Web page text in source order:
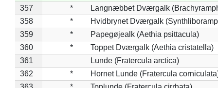
357
*
Langnæbbet Dværgalk
358
*
Hvidbrynet Dværgalk
359
*
Papegøjealk (Aethia psittacula)
360
*
Toppet Dværgalk (Aethia cristatella)
361
Lunde (Fratercula arctica)
362
*
Hornet Lunde (Fratercula